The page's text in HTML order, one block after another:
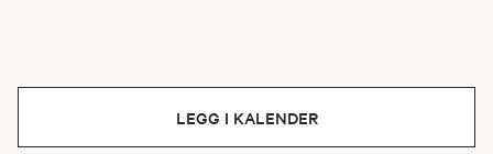
LEGG I KALENDER